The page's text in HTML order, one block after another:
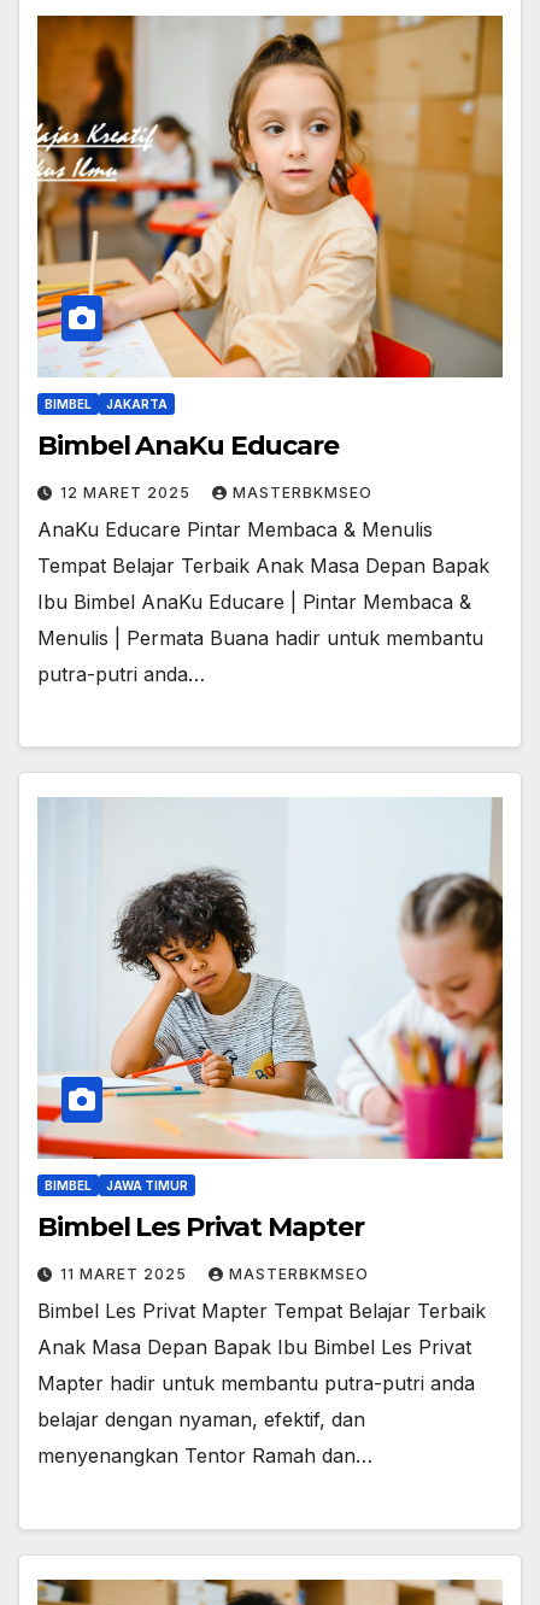
BIMBEL JAKARTA
Bimbel AnaKu Educare
12 MARET 2025 MASTERBKMSEO
AnaKu Educare Pintar Membaca & Menulis
Tempat Belajar Terbaik Anak Masa Depan Bapak
Ibu Bimbel AnaKu Educare | Pintar Membaca &
Menulis | Permata Buana hadir untuk membantu
putra-putri anda…
BIMBEL JAWA TIMUR
Bimbel Les Privat Mapter
11 MARET 2025 MASTERBKMSEO
Bimbel Les Privat Mapter Tempat Belajar Terbaik
Anak Masa Depan Bapak Ibu Bimbel Les Privat
Mapter hadir untuk membantu putra-putri anda
belajar dengan nyaman, efektif, dan
menyenangkan Tentor Ramah dan…